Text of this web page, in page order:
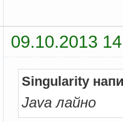
09.10.2013
Singularity
Java лайно